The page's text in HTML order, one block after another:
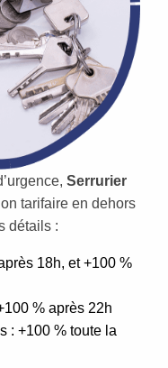
Serrurier
tarifaire en dehors
détails :
18h, et +100 %
% après 22h
: +100 % toute la